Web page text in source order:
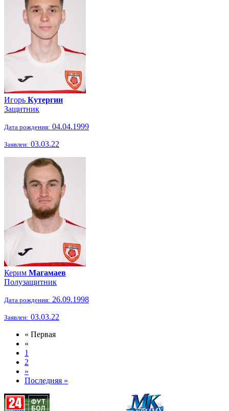
Игорь Кутергин
Защитник
Дата рождения: 04.04.1999
Заявлен: 03.03.22
Керим Магамаев
Полузащитник
Дата рождения: 26.09.1998
Заявлен: 03.03.22
« Первая
«
1
2
»
Последняя »